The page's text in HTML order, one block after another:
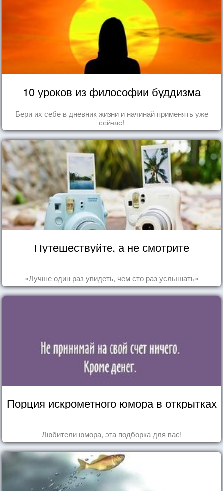
10 уроков из философии буддизма
Бери их себе в дневник жизни и начинай применять уже
сейчас!
Путешествуйте, а не смотрите
«Лучше один раз увидеть, чем сто раз услышать»
Порция искрометного юмора в открытках
Любители юмора, эта подборка для вас!